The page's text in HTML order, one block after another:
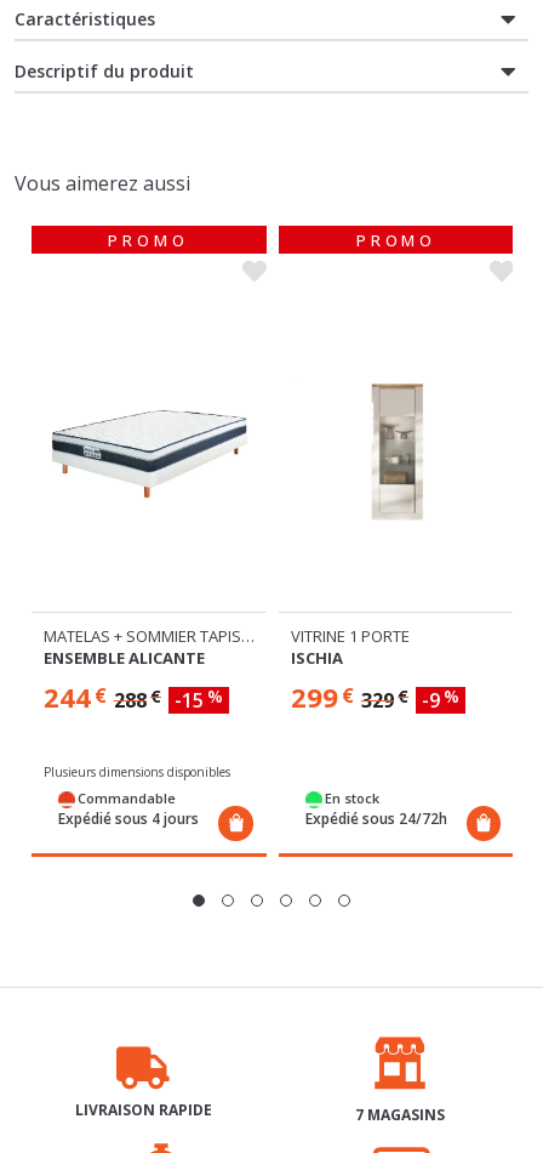
Descriptif du produit
PROMO
ENSEMBLE ALICANTE
244€ 288 € -15 %
Expédié sous 4 jours
ISCHIA
299€ €
LIVRAISON RAPIDE 7 MAGASINS